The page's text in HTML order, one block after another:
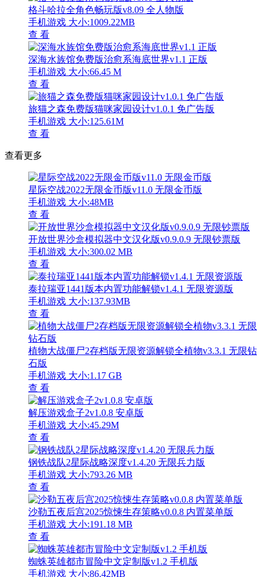
格斗哈拉全角色畅玩版v8.09 全人物版
手机游戏 大小:1009.22MB
查 看
深海水族馆免费版治愈系海底世界v1.1 正版
手机游戏 大小:66.45 M
查 看
旅猫之森免费版猫咪家园设计v1.0.1 免广告版
手机游戏 大小:125.61M
查 看
查看更多
星际空战2022无限金币版v11.0 无限金币版
手机游戏 大小:48MB
查 看
开放世界沙盒模拟器中文汉化版v0.9.0.9 无限钞票版
手机游戏 大小:300.02 MB
查 看
泰拉瑞亚1441版本内置功能解锁v1.4.1 无限资源版
手机游戏 大小:137.93MB
查 看
植物大战僵尸2存档版无限资源解锁全植物v3.3.1 无限钻
石版
手机游戏 大小:1.17 GB
查 看
解压游戏盒子2v1.0.8 安卓版
手机游戏 大小:45.29M
查 看
钢铁战队2星际战略深度v1.4.20 无限兵力版
手机游戏 大小:793.26 MB
查 看
沙勒五夜后宫2025惊悚生存策略v0.0.8 内置菜单版
手机游戏 大小:191.18 MB
查 看
蜘蛛英雄都市冒险中文定制版v1.2 手机版
手机游戏 大小:86.42MB